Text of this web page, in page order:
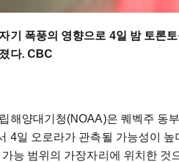
기 폭풍의 영향으로 4일 밤 토론
다. CBC
해양대기청(NOAA)은 퀘벡주 동
4일 오로라가 관측될 가능성이
능 범위의 가장자리에 위치한 것